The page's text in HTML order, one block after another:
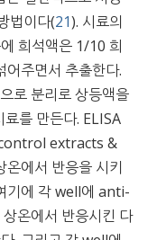
법이다(21). 시료의
희석액은 1/10 희
어주면서 추출한다.
로 분리로 상등액을
를 만든다. ELISA
extracts &
에서 반응을 시키
기에 각 well에 anti-
온에서 반응시킨 다